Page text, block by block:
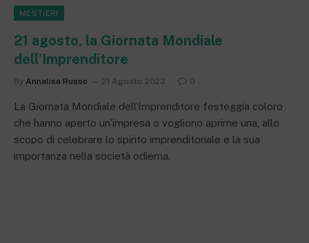
MESTIERI
21 agosto, la Giornata Mondiale
dell’Imprenditore
By Annalisa Russo 21 Agosto 2023 0
La Giornata Mondiale dell’Imprenditore festeggia coloro
che hanno aperto un’impresa o vogliono aprirne una, allo
scopo di celebrare lo spirito imprenditoriale e la sua
importanza nella società odierna.